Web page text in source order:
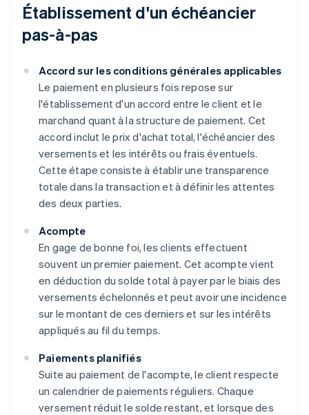
Établissement d'un échéancier
pas-à-pas
Accord sur les conditions générales applicables
Le paiement en plusieurs fois repose sur
l'établissement d'un accord entre le client et le
marchand quant à la structure de paiement. Cet
accord inclut le prix d'achat total, l'échéancier des
versements et les intérêts ou frais éventuels.
Cette étape consiste à établir une transparence
totale dans la transaction et à définir les attentes
des deux parties.
Acompte
En gage de bonne foi, les clients effectuent
souvent un premier paiement. Cet acompte vient
en déduction du solde total à payer par le biais des
versements échelonnés et peut avoir une incidence
sur le montant de ces derniers et sur les intérêts
appliqués au fil du temps.
Paiements planifiés
Suite au paiement de l'acompte, le client respecte
un calendrier de paiements réguliers. Chaque
versement réduit le solde restant, et lorsque des